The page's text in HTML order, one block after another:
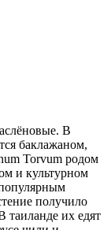
В
баклажаном,
Torvum родом
и культурном
получило
таиланде их едят